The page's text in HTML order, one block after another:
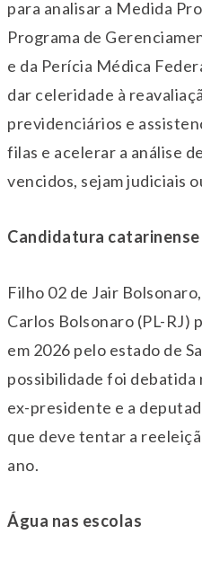
para analisar a Medida
Programa de
e da Perícia Médica
dar celeridade à
previdenciários e
filas e acelerar a análise
vencidos, sejam judiciais
Candidatura catarinense
Filho 02 de Jair
Carlos Bolsonaro (PL-RJ)
em 2026 pelo estado de
possibilidade foi debatida
ex-presidente e a
que deve tentar a
ano.
Água nas escolas